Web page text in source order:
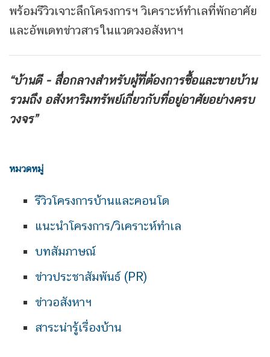
พร้อมรีวิวเจาะลึกโครงการฯ วิเคราะห์ทำเลที่พักอาศัย
และอัพเดทข่าวสารในแวดวงอสังหาฯ
“บ้านดี - สื่อกลางสำหรับผู้ที่ต้องการซื้อและขายบ้าน
รวมถึง อสังหาริมทรัพย์เกี่ยวกับที่อยู่อาศัยอย่างครบ
วงจร”
หมวดหมู่
รีวิวโครงการบ้านและคอนโด
แนะนำโครงการ/วิเคราะห์ทำเล
บทสัมภาษณ์
ข่าวประชาสัมพันธ์ (PR)
ข่าวอสังหาฯ
สาระน่ารู้เรื่องบ้าน